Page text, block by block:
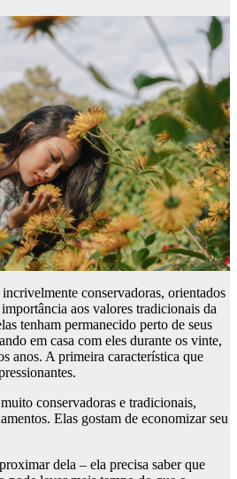
conservadoras, orientados
aos valores tradicionais da
tenham permanecido perto de seus
em casa com eles durante os vinte,
anos. A primeira característica que
conservadoras e tradicionais,
Elas gostam de economizar seu
dela – ela precisa saber que